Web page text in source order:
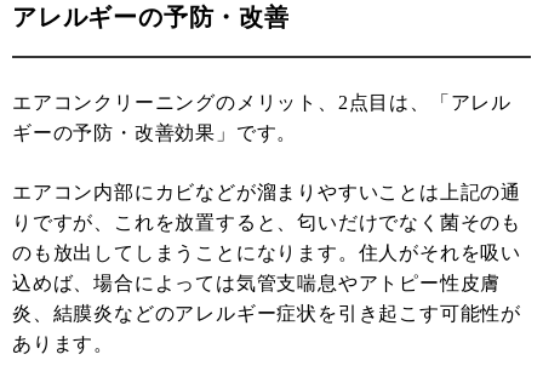
アレルギーの予防・改善
エアコンクリーニングのメリット、2点目は、「アレル
ギーの予防・改善効果」です。
エアコン内部にカビなどが溜まりやすいことは上記の通
りですが、これを放置すると、匂いだけでなく菌そのも
のも放出してしまうことになります。住人がそれを吸い
込めば、場合によっては気管支喘息やアトピー性皮膚
炎、結膜炎などのアレルギー症状を引き起こす可能性が
あります。